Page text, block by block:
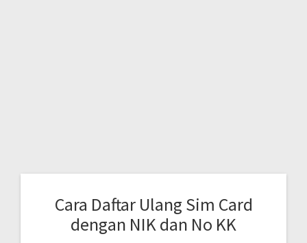
Cara Daftar Ulang Sim Card
dengan NIK dan No KK